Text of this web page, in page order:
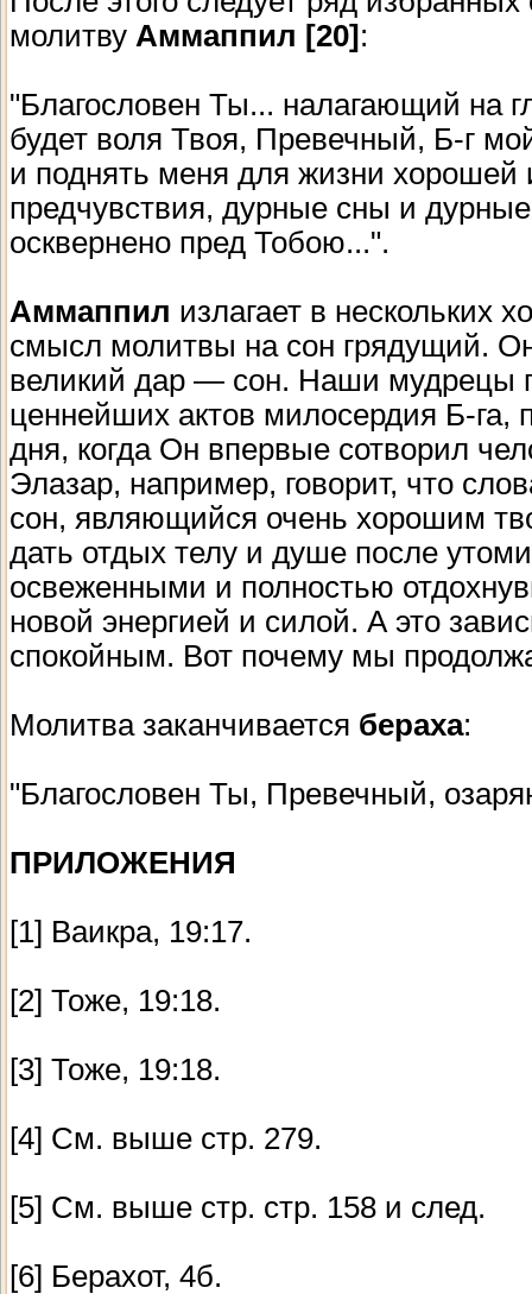
молитву Аммаппил [20]:
"Благословен Ты... налагающий на
будет воля Твоя, Превечный, Б-г
и поднять меня для жизни
предчувствия, дурные сны и
осквернено пред Тобою...".
Аммаппил излагает в нескольких
смысл молитвы на сон грядущий.
великий дар — сон. Наши мудрецы
ценнейших актов милосердия Б-га,
дня, когда Он впервые сотворил
Элазар, например, говорит, что
сон, являющийся очень хорошим
дать отдых телу и душе после
освеженными и полностью
новой энергией и силой. А это
спокойным. Вот почему мы
Молитва заканчивается бераха:
"Благословен Ты, Превечный,
ПРИЛОЖЕНИЯ
[1] Ваикра, 19:17.
[2] Тоже, 19:18.
[3] Тоже, 19:18.
[4] См. выше стр. 279.
[5] См. выше стр. стр. 158 и след.
[6] Берахот, 4б.